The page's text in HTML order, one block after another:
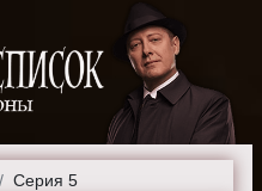
Серия 5